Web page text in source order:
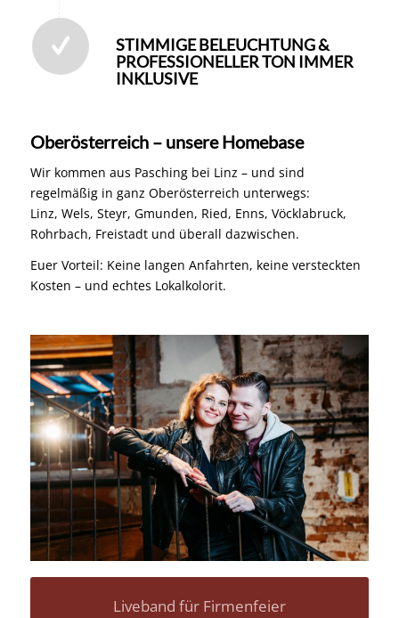
STIMMIGE BELEUCHTUNG &
PROFESSIONELLER TON IMMER
INKLUSIVE
Oberösterreich – unsere Homebase
Wir kommen aus Pasching bei Linz – und sind
regelmäßig in ganz Oberösterreich unterwegs:
Linz, Wels, Steyr, Gmunden, Ried, Enns, Vöcklabruck,
Rohrbach, Freistadt und überall dazwischen.
Euer Vorteil: Keine langen Anfahrten, keine versteckten
Kosten – und echtes Lokalkolorit.
Liveband für Firmenfeier